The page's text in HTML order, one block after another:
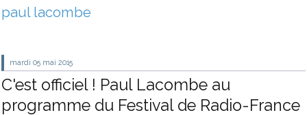
paul lacombe
mardi 05 mai 2015
C'est officiel ! Paul Lacombe au
programme du Festival de Radio-France